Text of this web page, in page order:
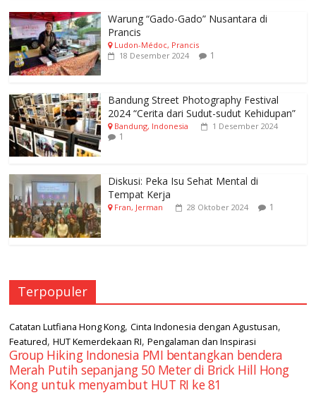
Warung “Gado-Gado” Nusantara di
Prancis
Ludon-Médoc, Prancis
18 Desember 2024
1
Bandung Street Photography Festival
2024 “Cerita dari Sudut-sudut Kehidupan”
Bandung, Indonesia 1 Desember 2024
1
Diskusi: Peka Isu Sehat Mental di
Tempat Kerja
Fran, Jerman 28 Oktober 2024 1
Terpopuler
Catatan Lutfiana Hong Kong,Cinta Indonesia dengan Agustusan,
Featured,HUT Kemerdekaan RI,Pengalaman dan Inspirasi
Group Hiking Indonesia PMI bentangkan bendera
Merah Putih sepanjang 50 Meter di Brick Hill Hong
Kong untuk menyambut HUT RI ke 81